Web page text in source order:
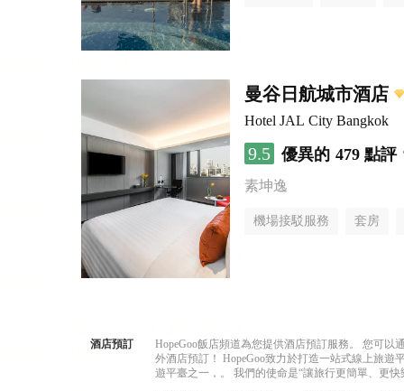
曼谷日航城市酒店
Hotel JAL City Bangkok
9.5 優異的 479 點評
素坤逸
機場接駁服務 套房
酒店預訂
HopeGoo飯店頻道為您提供酒店預訂服務。 您可
外酒店預訂！ HopeGoo致力於打造一站式線上旅
遊平臺之一，。 我們的使命是“讓旅行更簡單、更